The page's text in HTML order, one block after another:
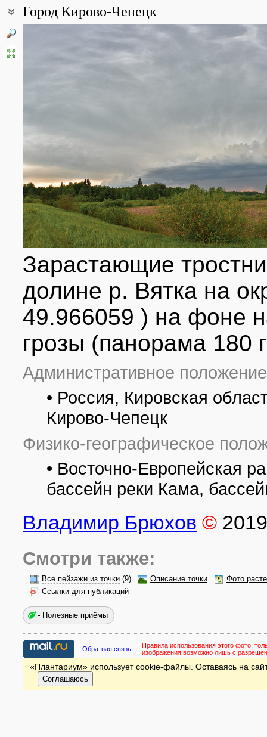
Город Кирово-Чепецк
58° 33′ 00″ с.ш., 50° 01′ 00″ в.д. (смотреть на картах Google,
Фото растений и лишайников
Зарастающие
долине р. Вятка на
49.966059 ) на фоне
грозы (панорама 180
Административное
• Россия, Кировская
Кирово-Чепецк
Физико-географическое
• Восточно-Европейская
бассейн реки Кама,
Владимир Брюхов © 2019
Смотри также:
Все пейзажи из точки (9) Описание точки
Фото
Ссылки для публикаций
Полезные приёмы
Обратная связь Правила использования этого фото:
изображения возможно лишь с
«Плантариум» использует cookie-файлы. Оставаясь на
Соглашаюсь